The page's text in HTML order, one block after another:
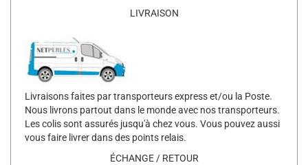
LIVRAISON
Livraisons faites par transporteurs express et/ou la Poste.
Nous livrons partout dans le monde avec nos transporteurs.
Les colis sont assurés jusqu'à chez vous. Vous pouvez aussi
vous faire livrer dans des points relais.
ÉCHANGE / RETOUR